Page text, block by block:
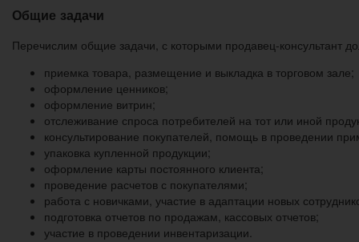
Общие задачи
Перечислим общие задачи, с которыми продавец-консультант
приемка товара, размещение и выкладка в торговом зале;
оформление ценников;
оформление витрин;
отслеживание спроса потребителей на тот или иной
консультирование покупателей, помощь в проведении
упаковка купленной продукции;
оформление карты постоянного клиента;
проведение расчетов с покупателями;
работа с новичками, участие в адаптации новых
подготовка отчетов по продажам, кассовых отчетов;
участие в проведении инвентаризации.